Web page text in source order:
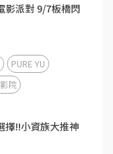
影派對 9/7板橋閃
PURE YU
院
擇!!小資族大推神